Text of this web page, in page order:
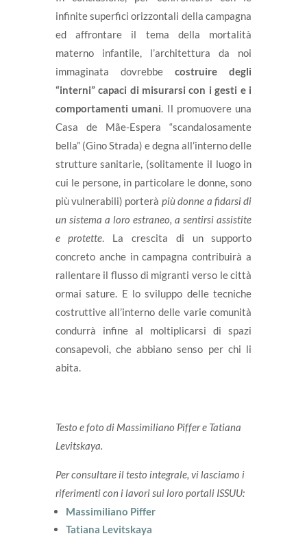
infinite superfici orizzontali della campagna
ed affrontare il tema della mortalità
materno infantile, l’architettura da noi
immaginata dovrebbecostruire degli
“interni” capaci di misurarsi con i gesti e i
comportamenti umani. Il promuovere una
Casa de Mãe-Espera “scandalosamente
bella” (Gino Strada) e degna all’interno delle
strutture sanitarie, (solitamente il luogo in
cui le persone, in particolare le donne, sono
più vulnerabili) porterà più donne a fidarsi di
un sistema a loro estraneo, a sentirsi assistite
e protette. La crescita di un supporto
concreto anche in campagna contribuirà a
rallentare il flusso di migranti verso le città
ormai sature. E lo sviluppo delle tecniche
costruttive all’interno delle varie comunità
condurrà infine al moltiplicarsi di spazi
consapevoli, che abbiano senso per chi li
abita.
Testo e foto di Massimiliano Piffer e Tatiana
Levitskaya.
Per consultare il testo integrale, vi lasciamo i
riferimenti con i lavori sui loro portali ISSUU:
Massimiliano Piffer
Tatiana Levitskaya